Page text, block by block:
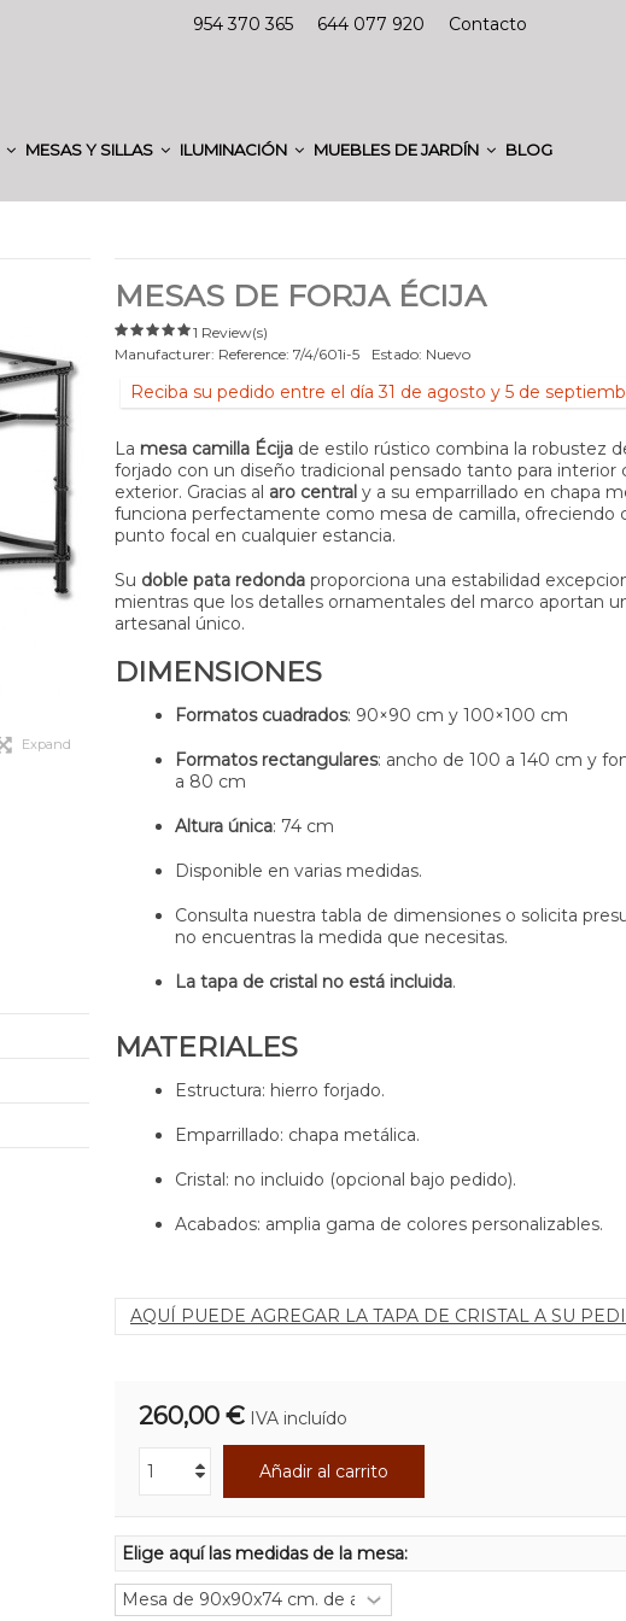
954 370 365 644 077 920 Contacto
MESAS Y SILLAS ILUMINACIÓN MUEBLES DE JARDÍN BLOG
Expand
MESAS DE FORJA ÉCIJA
1 Review(s)
Manufacturer: Reference: 7/4/601i-5 Estado: Nuevo
Reciba su pedido entre el día 31 de agosto y 5 de
La mesa camilla Écijade estilo rústico combina la robustez
forjado con un diseño tradicional pensado tanto para interior
exterior. Gracias al aro centraly a su emparrillado en chapa
funciona perfectamente como mesa de camilla, ofreciendo
punto focal en cualquier estancia.
Su doble pata redondaproporciona una estabilidad
mientras que los detalles ornamentales del marco aportan
artesanal único.
DIMENSIONES
Formatos cuadrados: 90×90 cm y 100×100 cm
Formatos rectangulares: ancho de 100 a 140 cm y
a 80 cm
Altura única: 74 cm
Disponible en varias medidas.
Consulta nuestra tabla de dimensiones o solicita
no encuentras la medida que necesitas.
La tapa de cristal no está incluida.
MATERIALES
Estructura: hierro forjado.
Emparrillado: chapa metálica.
Cristal: no incluido (opcional bajo pedido).
Acabados: amplia gama de colores personalizables.
AQUÍ PUEDE AGREGAR LA TAPA DE CRISTAL A SU
260,00 € IVA incluído
Añadir al carrito
Elige aquí las medidas de la mesa: